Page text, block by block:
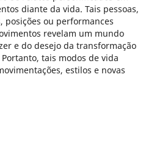
diante da vida. Tais pessoas,
ou performances
revelam um mundo
e do desejo da transformação
tais modos de vida
estilos e novas